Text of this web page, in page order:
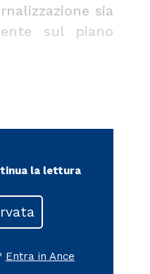
sia
sul piano
la lettura
Entra in Ance